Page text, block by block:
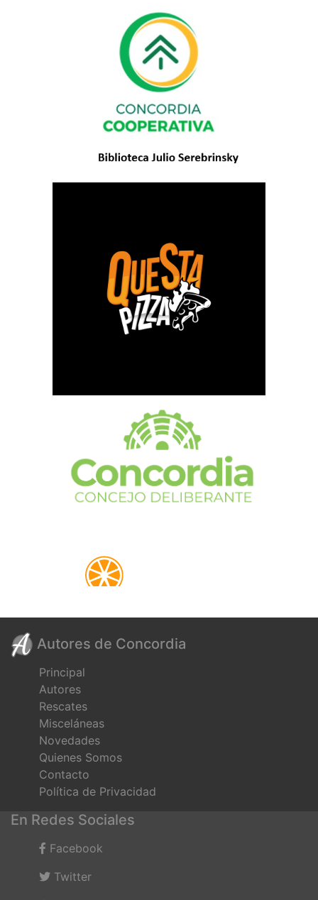
Autores de Concordia
Principal
Autores
Rescates
Misceláneas
Novedades
Quienes Somos
Contacto
Política de Privacidad
En Redes Sociales
Facebook
Twitter